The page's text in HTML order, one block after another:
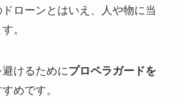
ローンとはいえ、人や物に当
。
けるためにプロペラガードを
めです。